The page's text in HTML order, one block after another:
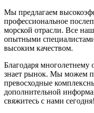
Мы предлагаем
профессиональное
морской отрасли. Все
опытными
высоким качеством.
Благодаря
знает рынок. Мы можем
превосходные
дополнительной
свяжитесь с нами сегодня!